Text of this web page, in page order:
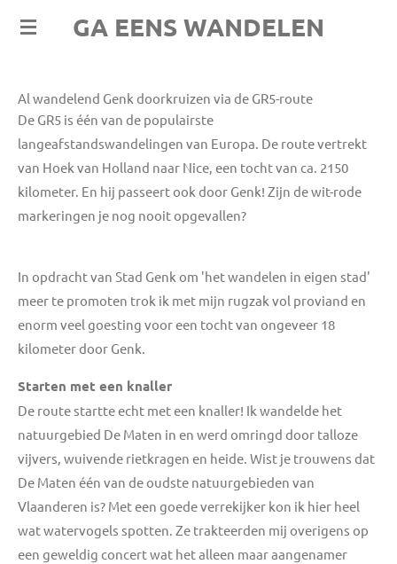
Ga
de
hoofdinhoud
GA EENS WANDELEN
Al wandelend Genk doorkruizen via de GR5-route
De GR5 is één van de populairste
langeafstandswandelingen van Europa. De route vertrekt
van Hoek van Holland naar Nice, een tocht van ca. 2150
kilometer. En hij passeert ook door Genk! Zijn de wit-rode
markeringen je nog nooit opgevallen?
In opdracht van Stad Genk om 'het wandelen in eigen stad'
meer te promoten trok ik met mijn rugzak vol proviand en
enorm veel goesting voor een tocht van ongeveer 18
kilometer door Genk.
Starten met een knaller
De route startte echt met een knaller! Ik wandelde het
natuurgebied De Maten in en werd omringd door talloze
vijvers, wuivende rietkragen en heide. Wist je trouwens dat
De Maten één van de oudste natuurgebieden van
Vlaanderen is? Met een goede verrekijker kon ik hier heel
wat watervogels spotten. Ze trakteerden mij overigens op
een geweldig concert wat het alleen maar aangenamer